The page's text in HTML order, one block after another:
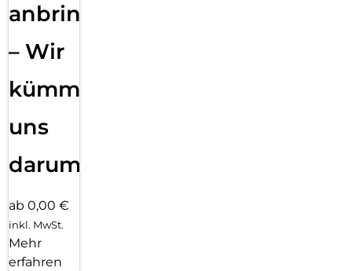
anbringen
– Wir
kümmern
uns
darum!
ab 0,00 €
inkl. MwSt.
Mehr
erfahren